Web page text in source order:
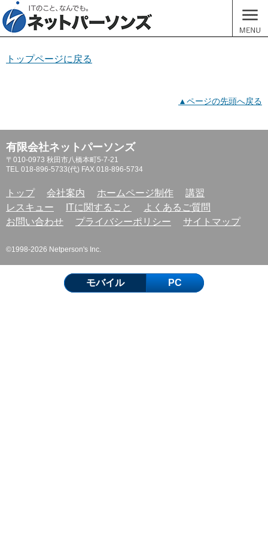
ネット
トップページに戻る
▲ページの先頭へ戻る
有限会社ネットパーソンズ
〒010-0973 秋田市八橋本町5-7-21
TEL 018-896-5733(代) FAX 018-896-5734
トップ 会社案内 ホームページ制作
講習
レスキュー
ITに関すること
よくあるご質問
お問い合わせ
プライバシーポリシー サイトマップ
©1998-2026 Netperson's Inc.
モバイル PC